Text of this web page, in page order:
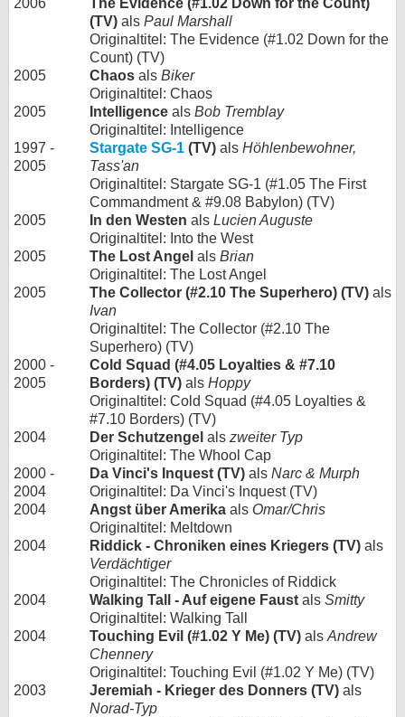
2006
The Evidence (#1.02 Down for the Count)
(TV) als Paul Marshall
Originaltitel: The Evidence (#1.02 Down for the
Count) (TV)
2005
Chaos als Biker
Originaltitel: Chaos
2005
Intelligence als Bob Tremblay
Originaltitel: Intelligence
1997 -
2005
Stargate SG-1 (TV) als Höhlenbewohner,
Tass'an
Originaltitel: Stargate SG-1 (#1.05 The First
Commandment & #9.08 Babylon) (TV)
2005
In den Westen als Lucien Auguste
Originaltitel: Into the West
2005
The Lost Angel als Brian
Originaltitel: The Lost Angel
2005
The Collector (#2.10 The Superhero) (TV) als
Ivan
Originaltitel: The Collector (#2.10 The
Superhero) (TV)
2000 -
2005
Cold Squad (#4.05 Loyalties & #7.10
Borders) (TV) als Hoppy
Originaltitel: Cold Squad (#4.05 Loyalties &
#7.10 Borders) (TV)
2004
Der Schutzengel als zweiter Typ
Originaltitel: The Whool Cap
2000 -
2004
Da Vinci's Inquest (TV) als Narc & Murph
Originaltitel: Da Vinci's Inquest (TV)
2004
Angst über Amerika als Omar/Chris
Originaltitel: Meltdown
2004
Riddick - Chroniken eines Kriegers (TV) als
Verdächtiger
Originaltitel: The Chronicles of Riddick
2004
Walking Tall - Auf eigene Faust als Smitty
Originaltitel: Walking Tall
2004
Touching Evil (#1.02 Y Me) (TV) als Andrew
Chennery
Originaltitel: Touching Evil (#1.02 Y Me) (TV)
2003
Jeremiah - Krieger des Donners (TV) als
Norad-Typ